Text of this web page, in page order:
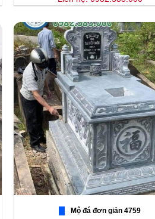
Mộ đá đơn giản 4759